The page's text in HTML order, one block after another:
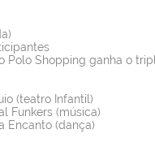
Polo Shopping ganha o
(teatro Infantil)
Funkers (música)
Encanto (dança)